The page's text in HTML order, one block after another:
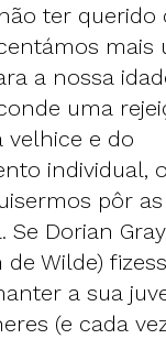
ter querido
mais
a nossa
uma
velhice e do
individual,
pôr
Se Dorian
de Wilde)
a sua
(e cada